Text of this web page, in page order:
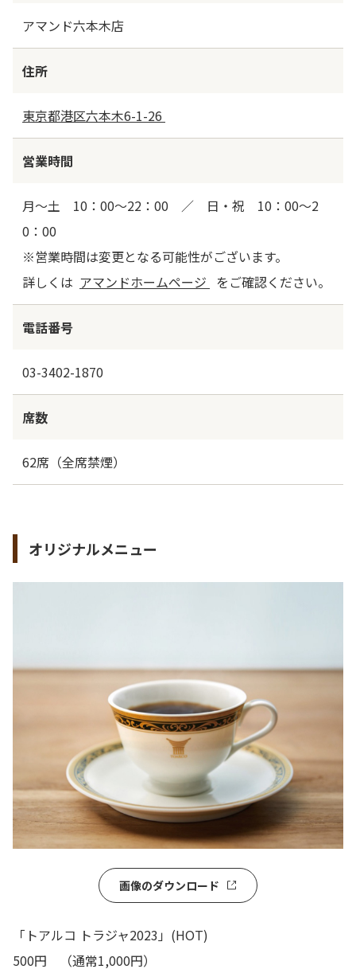
アマンド六本木店
住所
東京都港区六本木6-1-26
営業時間
月～土 10：00～22：00 ／ 日・祝 10：00～2
0：00
※営業時間は変更となる可能性がございます。
詳しくは アマンドホームページ をご確認ください。
電話番号
03-3402-1870
席数
62席（全席禁煙）
オリジナルメニュー
画像のダウンロード
「トアルコ トラジャ2023」(HOT)
500円 （通常1,000円）